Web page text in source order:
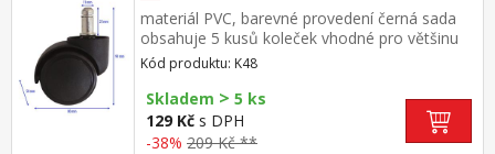
materiál PVC, barevné provedení černá sada
obsahuje 5 kusů koleček vhodné pro většinu
našich kancelářských židlí a křesel
Kód produktu: K48
Skladem > 5 ks
129 Kč s DPH
-38% 209 Kč **